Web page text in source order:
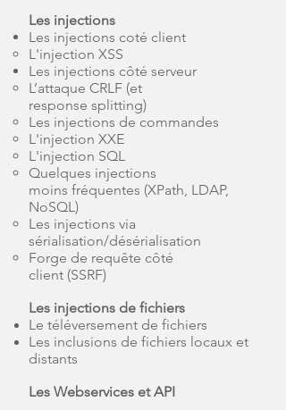
Les injections
Les injections coté client
L'injection XSS
Les injections côté serveur
L’attaque CRLF (et
response splitting)
Les injections de commandes
L'injection XXE
L'injection SQL
Quelques injections
moins fréquentes (XPath, LDAP,
NoSQL)
Les injections via
sérialisation/désérialisation
Forge de requête côté
client (SSRF)
Les injections de fichiers
Le téléversement de fichiers
Les inclusions de fichiers locaux et
distants
Les Webservices et API